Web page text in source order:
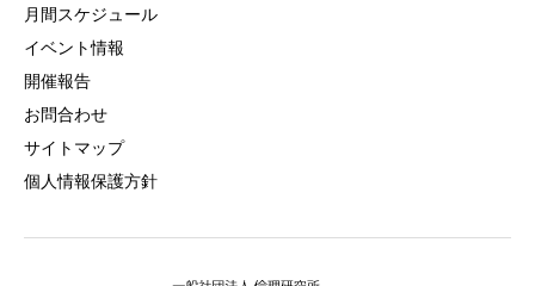
月間スケジュール
イベント情報
開催報告
お問合わせ
サイトマップ
個人情報保護方針